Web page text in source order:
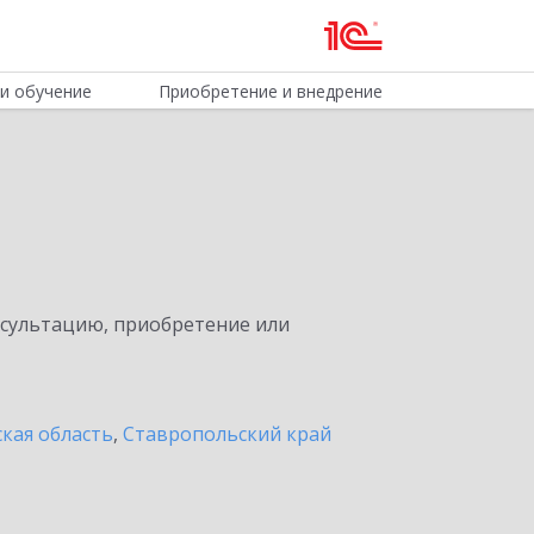
обучение Приобретение и внедрение
приобретение или
область, Ставропольский край